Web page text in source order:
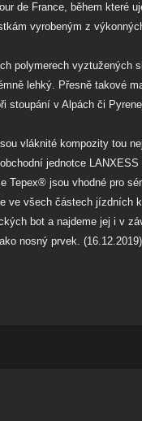
de France, během které
vyrobeným z
polymerech vyztužených
lehký. Přesně takové
stoupání v Alpách či
vláknité kompozity tou
jednotce LANXESS
Tepex® jsou vhodné pro
ve všech částech jízdních
bot a najdeme jej i v
nosný prvek. (16.12.2019)